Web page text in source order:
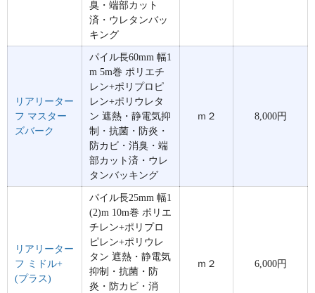
臭・端部カット
済・ウレタンバッ
キング
リアリーター
フ マスター
ズバーク
パイル長60mm 幅1
m 5m巻 ポリエチ
レン+ポリプロピ
レン+ポリウレタ
ン 遮熱・静電気抑
制・抗菌・防炎・
防カビ・消臭・端
部カット済・ウレ
タンバッキング
ｍ２ 8,000円
リアリーター
フ ミドル+
(プラス)
パイル長25mm 幅1
(2)m 10m巻 ポリエ
チレン+ポリプロ
ピレン+ポリウレ
タン 遮熱・静電気
抑制・抗菌・防
炎・防カビ・消
ｍ２ 6,000円